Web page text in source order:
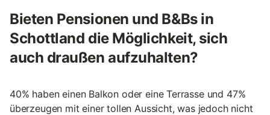
Bieten Pensionen und B&Bs in
Schottland die Möglichkeit, sich
auch draußen aufzuhalten?
40% haben einen Balkon oder eine Terrasse und 47%
überzeugen mit einer tollen Aussicht, was jedoch nicht